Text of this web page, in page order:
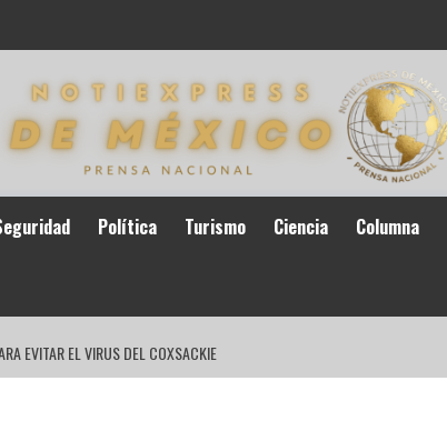
Política Turismo Ciencia Columna
EVITAR EL VIRUS DEL COXSACKIE